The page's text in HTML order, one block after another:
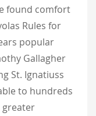
found comfort
Rules for
popular
Gallagher
St. Ignatiuss
to hundreds
greater